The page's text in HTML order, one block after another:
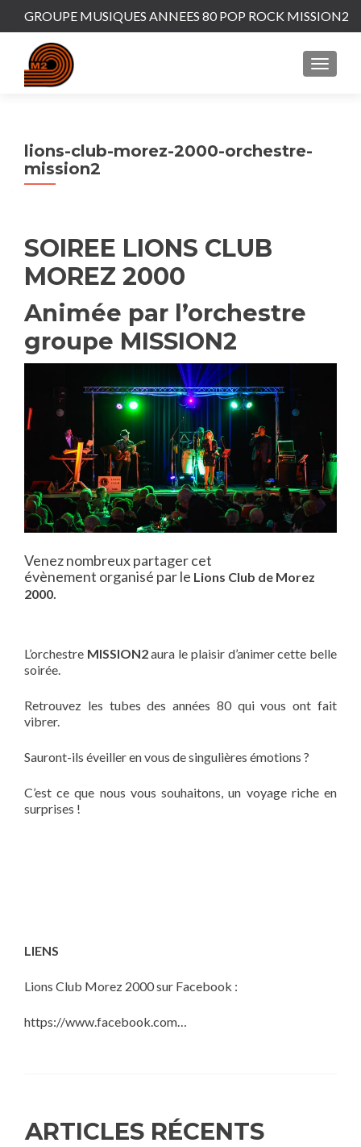
GROUPE MUSIQUES ANNEES 80 POP ROCK MISSION2
MENU
lions-club-morez-2000-orchestre-
mission2
SOIREE LIONS CLUB
MOREZ 2000
Animée par l’orchestre
groupe MISSION2
Venez nombreux partager cet
évènement organisé par le Lions Club de Morez
2000.
L’orchestre MISSION2aura le plaisir d’animer cette belle
soirée.
Retrouvez les tubes des années 80 qui vous ont fait
vibrer.
Sauront-ils éveiller en vous de singulières émotions ?
C’est ce que nous vous souhaitons, un voyage riche en
surprises !
LIENS
Lions Club Morez 2000 sur Facebook :
https://www.facebook.com…
ARTICLES RÉCENTS